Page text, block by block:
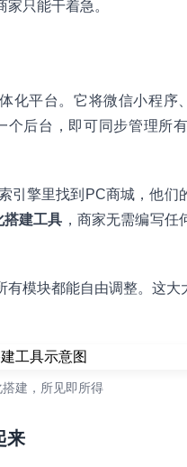
只能干着急。
化平台。它将微信小程序
后台，即可同步管理所
引擎里找到PC商城，他们
搭建工具 ，商家无需编写
模块都能自由调整。这
建，所见即所得
来